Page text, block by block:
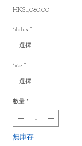
HK$1,080.00價
Status *
Size *
數量 *
無庫存